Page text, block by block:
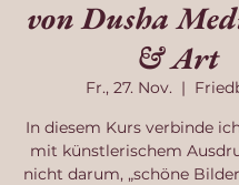
von Dusha
& Art
Fr., 27. Nov.
  |
In diesem Kurs verbinde
mit künstlerischem
nicht darum, „schöne